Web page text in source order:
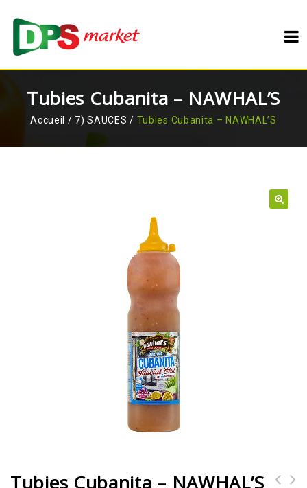
Tubies Cubanita – NAWHAL’S
Accueil / 7) SAUCES / Tubies Cubanita – NAWHAL’S
Tubies Cubanita – NAWHAL’S